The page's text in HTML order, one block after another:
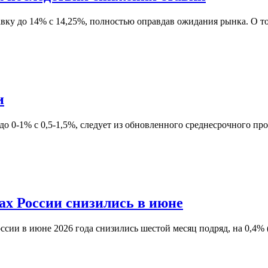
до 14% с 14,25%, полностью оправдав ожидания рынка. О
1% с 0,5-1,5%, следует из обновленного среднесрочного
России снизились в июне
в июне 2026 года снизились шестой месяц подряд, на